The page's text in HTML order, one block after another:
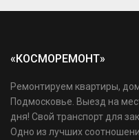
«КОСМОРЕМОНТ»
Ремонтируем квартиры,
Подмосковье. Выезд на
дня! Свой транспорт для
Одно из лучших